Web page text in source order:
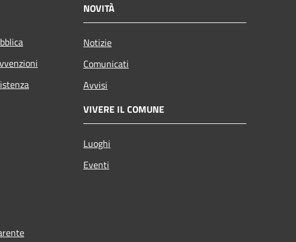
NOVITÀ
Notizie
Comunicati
Avvisi
VIVERE IL COMUNE
Luoghi
Eventi